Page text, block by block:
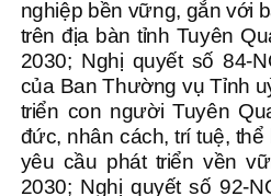
nghiệp bền vững, gắn với
trên địa bàn tỉnh Tuyên
2030; Nghị quyết số 84-
của Ban Thường vụ Tỉnh
triển con người Tuyên
đức, nhân cách, trí tuệ,
yêu cầu phát triển vền
2030; Nghị quyết số 92-